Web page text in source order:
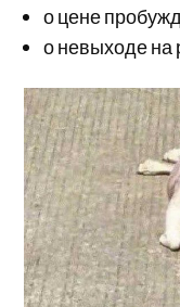
о цене
о невыходе на